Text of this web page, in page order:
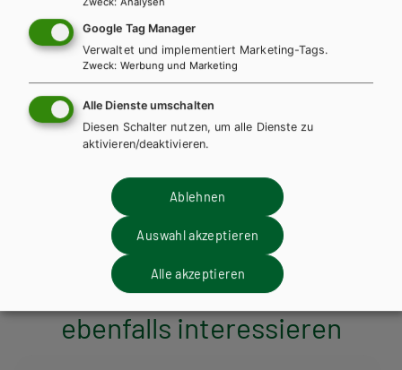
Kapitel 9: Metalle und
Halbmetalle
Einige Metalle und ihre Verwendungen
Eigenschaften und Verwendungen von
Eisen und Stahl
Diese Bücher könnten Sie
ebenfalls interessieren
Google Tag Manager
Verwaltet und implementiert Marketing-Tags.
Zweck: Werbung und Marketing
Alle Dienste umschalten
Diesen Schalter nutzen, um alle Dienste zu
aktivieren/deaktivieren.
Ablehnen
Auswahl akzeptieren
Alle akzeptieren